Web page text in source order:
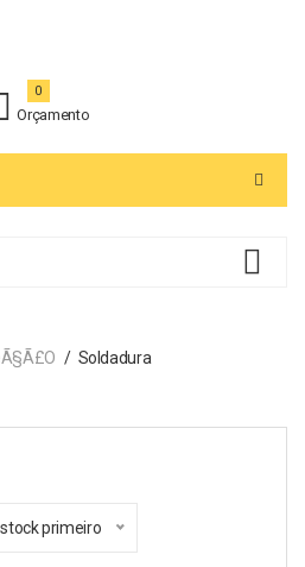
Orçamento
0
Soldadura
primeiro